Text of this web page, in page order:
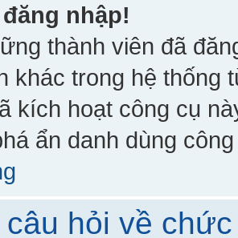
nhập!
thành viên đã
khác trong hệ thống
kích hoạt công cụ
ẩn danh dùng
hỏi về